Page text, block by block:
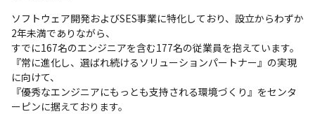
ソフトウェア開発およびSES事業に特化しており、設立からわずか
2年未満でありながら、
すでに167名のエンジニアを含む177名の従業員を抱えています。
『常に進化し、選ばれ続けるソリューションパートナー』の実現
に向けて、
『優秀なエンジニアにもっとも支持される環境づくり』をセンタ
ーピンに据えております。